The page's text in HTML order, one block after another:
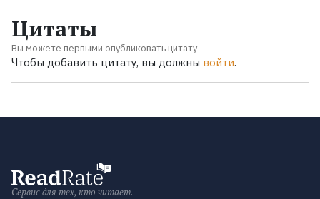
Цитаты
Вы можете первыми опубликовать цитату
Чтобы добавить цитату, вы должны войти.
Сервис для тех, кто читает.